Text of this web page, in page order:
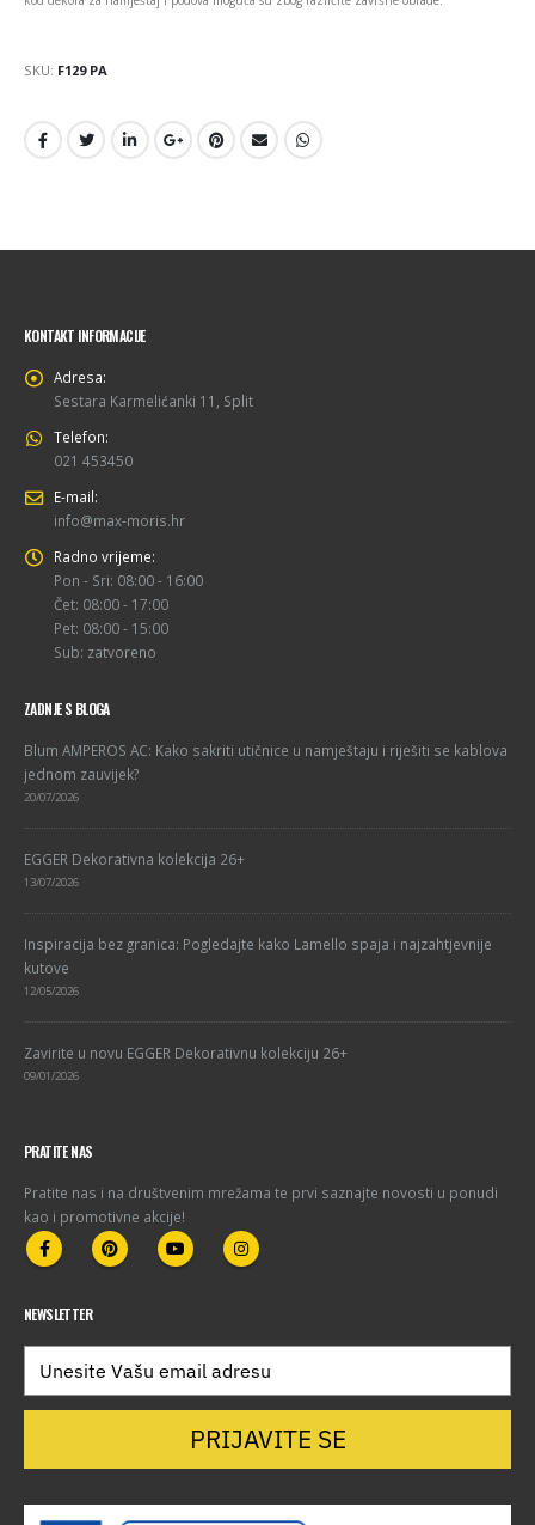
SKU: F129 PA
KONTAKT INFORMACIJE
Adresa:
Sestara Karmelićanki 11, Split
Telefon:
021 453450
E-mail:
info@max-moris.hr
Radno vrijeme:
Pon - Sri: 08:00 - 16:00
Čet: 08:00 - 17:00
Pet: 08:00 - 15:00
Sub: zatvoreno
ZADNJE S BLOGA
Blum AMPEROS AC: Kako sakriti utičnice u namještaju i riješiti se kablova
jednom zauvijek?
20/07/2026
EGGER Dekorativna kolekcija 26+
13/07/2026
Inspiracija bez granica: Pogledajte kako Lamello spaja i najzahtjevnije
kutove
12/05/2026
Zavirite u novu EGGER Dekorativnu kolekciju 26+
09/01/2026
PRATITE NAS
Pratite nas i na društvenim mrežama te prvi saznajte novosti u ponudi
kao i promotivne akcije!
NEWSLETTER
PRIJAVITE SE